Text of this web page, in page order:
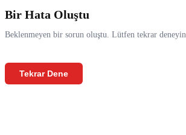
Bir Hata Oluştu
Beklenmeyen bir sorun oluştu. Lütfen tekrar deneyin.
Tekrar Dene